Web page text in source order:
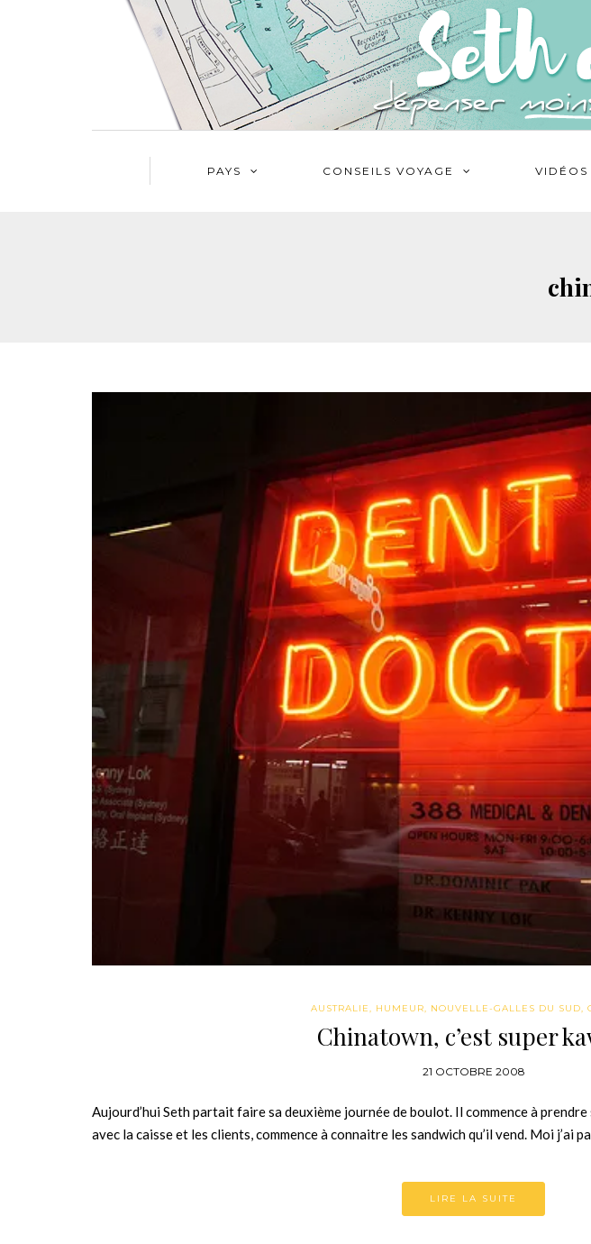
PAYS CONSEILS VOYAGE VIDÉOS
AUSTRALIE, HUMEUR, NOUVELLE-GALLES DU SUD,
Chinatown, c’est super
21 OCTOBRE 2008
Aujourd’hui Seth partait faire sa deuxième journée de boulot. Il commence à
avec la caisse et les clients, commence à connaitre les sandwich qu’il vend. Moi j’ai
LIRE LA SUITE